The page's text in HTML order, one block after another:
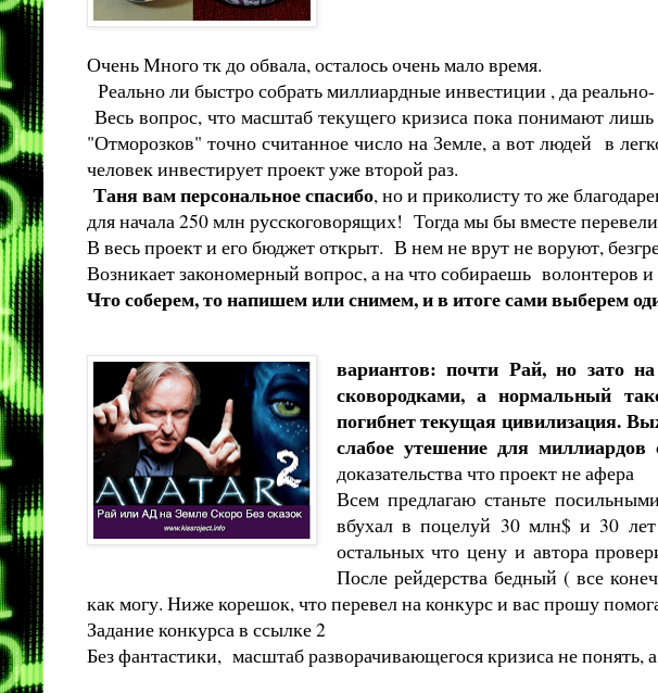
Очень Много тк до обвала, осталось очень мало время.
Реально ли быстро собрать миллиардные инвестиции , да
Весь вопрос, что масштаб текущего кризиса пока понимают
"Отморозков" точно считанное число на Земле, а вот людей в
человек инвестирует проект уже второй раз.
Таня вам персональное спасибо, но и приколисту то же
для начала 250 млн русскоговорящих! Тогда мы бы вместе
В весь проект и его бюджет открыт. В нем не врут не воруют,
Возникает закономерный вопрос, а на что собираешь волонтеров и
Что соберем, то напишем или снимем, и в итоге сами выберем
вариантов: почти Рай, но зато
сковородками, а нормальный
погибнет текущая цивилизация.
слабое утешение для
доказательства что проект не афера
Всем предлагаю станьте
вбухал в поцелуй 30 млн$ и 30
остальных что цену и автора
После рейдерства бедный ( все
как могу. Ниже корешок, что перевел на конкурс и вас прошу
Задание конкурса в ссылке 2
Без фантастики, масштаб разворачивающегося кризиса не